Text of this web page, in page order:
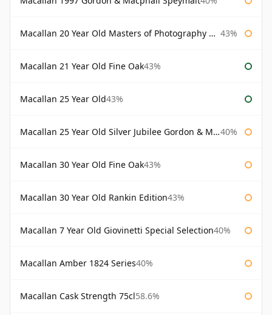
Macallan 20 Year Old Masters of Photography Albert Watson 43%
Macallan 21 Year Old Fine Oak43%
Macallan 25 Year Old43%
Macallan 25 Year Old Silver Jubilee Gordon & Macphail 40%
Macallan 30 Year Old Fine Oak43%
Macallan 30 Year Old Rankin Edition43%
Macallan 7 Year Old Giovinetti Special Selection40%
Macallan Amber 1824 Series40%
Macallan Cask Strength 75cl58.6%